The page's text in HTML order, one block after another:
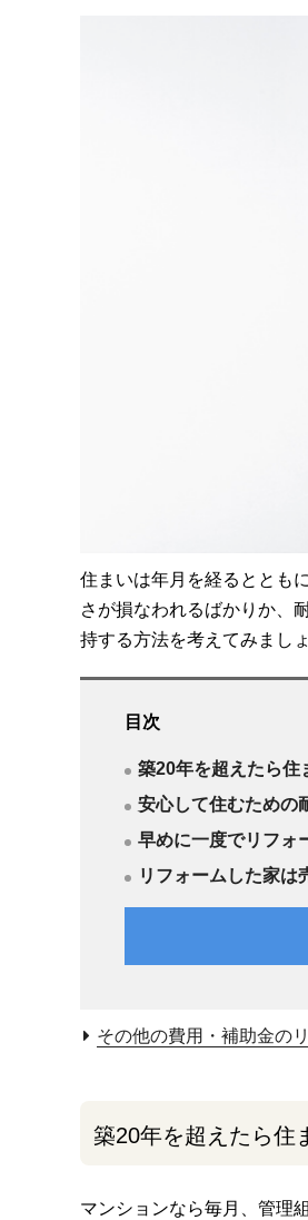
住まいは年月を経るととも
さが損なわれるばかりか、
持する方法を考えてみましょ
目次
築20年を超えたら住
安心して住むための
早めに一度でリフォ
リフォームした家は
その他の費用・補助金の
築20年を超えたら住
マンションなら毎月、管理